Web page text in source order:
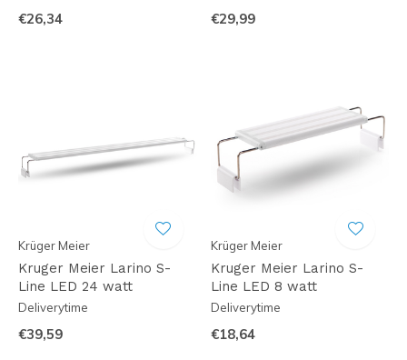
€26,34 €29,99
Krüger Meier
Kruger Meier Larino S-
Line LED 24 watt
Deliverytime
€39,59
Krüger Meier
Kruger Meier Larino S-
Line LED 8 watt
Deliverytime
€18,64